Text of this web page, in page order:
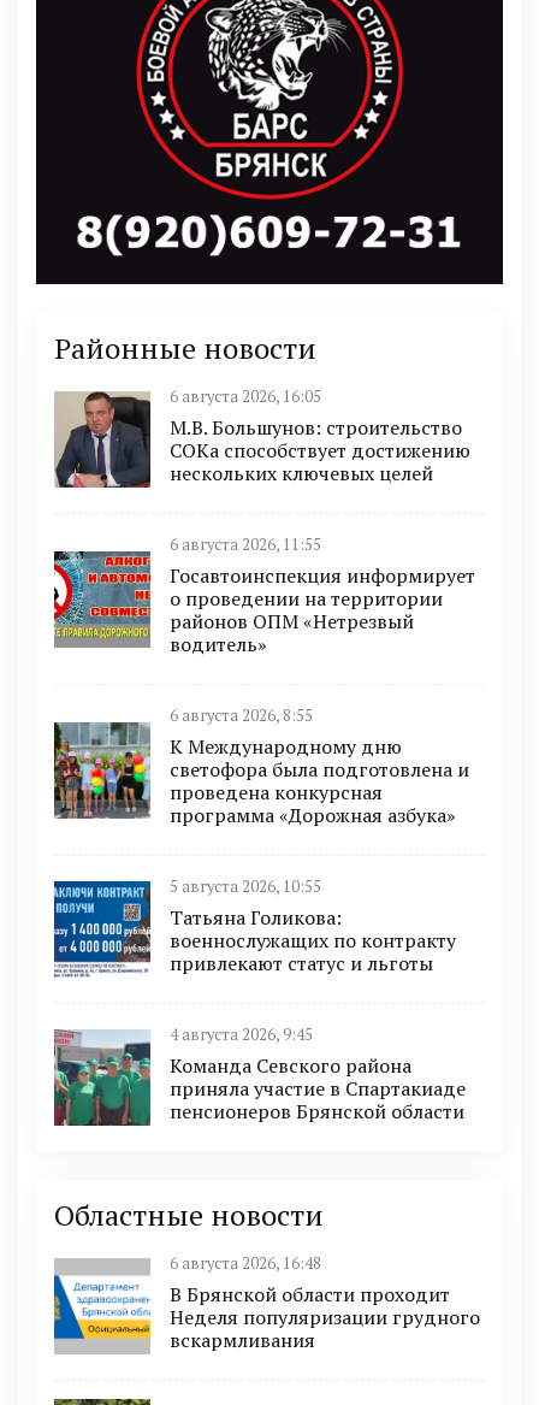
Районные новости
6 августа 2026, 16:05
М.В. Большунов: строительство
СОКа способствует достижению
нескольких ключевых целей
6 августа 2026, 11:55
Госавтоинспекция информирует
о проведении на территории
районов ОПМ «Нетрезвый
водитель»
6 августа 2026, 8:55
К Международному дню
светофора была подготовлена и
проведена конкурсная
программа «Дорожная азбука»
5 августа 2026, 10:55
Татьяна Голикова:
военнослужащих по контракту
привлекают статус и льготы
4 августа 2026, 9:45
Команда Севского района
приняла участие в Спартакиаде
пенсионеров Брянской области
Областные новости
6 августа 2026, 16:48
В Брянской области проходит
Неделя популяризации грудного
вскармливания